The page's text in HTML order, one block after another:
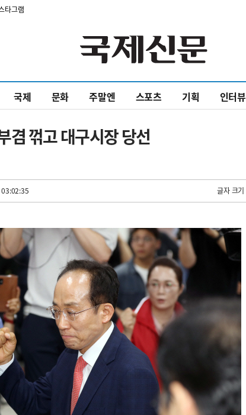
타그램
국제 문화 주말엔 스포츠 기획 인터뷰
겸 꺾고 대구시장 당선
글자 크기